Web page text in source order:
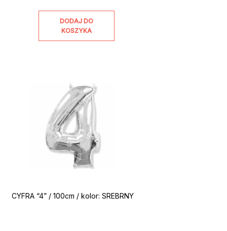
DODAJ DO
KOSZYKA
CYFRA “4” / 100cm / kolor: SREBRNY